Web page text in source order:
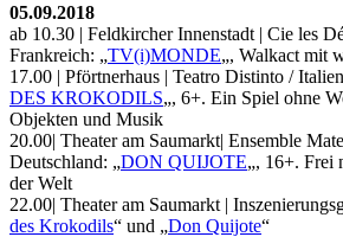
05.09.2018
ab 10.30 | Feldkircher Innenstadt | Cie les
Frankreich: „TV(i)MONDE„, Walkact mit
17.00 | Pförtnerhaus | Teatro Distinto /
DES KROKODILS„, 6+. Ein Spiel ohne
Objekten und Musik
20.00| Theater am Saumarkt| Ensemble
Deutschland: „DON QUIJOTE„, 16+. Frei
der Welt
22.00| Theater am Saumarkt |
des Krokodils“ und „Don Quijote“